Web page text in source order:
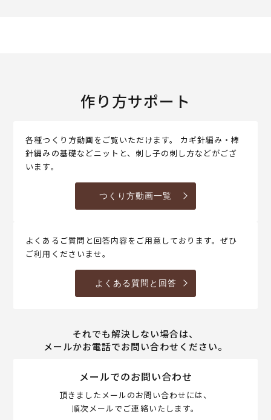
作り方サポート
各種つくり方動画をご覧いただけます。 カギ針編み・棒
針編みの基礎などニットと、刺し子の刺し方などがござ
います。
つくり方動画一覧
よくあるご質問と回答内容をご用意しております。ぜひ
ご利用くださいませ。
よくある質問と回答
それでも解決しない場合は、
メールかお電話でお問い合わせください。
メールでのお問い合わせ
頂きましたメールのお問い合わせには、
順次メールでご連絡いたします。